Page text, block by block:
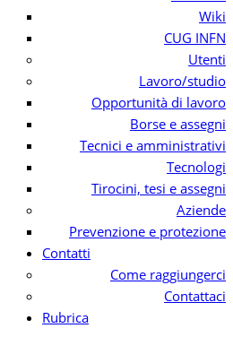
Wiki
CUG INFN
Utenti
Lavoro/studio
Opportunità di lavoro
Borse e assegni
Tecnici e amministrativi
Tecnologi
Tirocini, tesi e assegni
Aziende
Prevenzione e protezione
Contatti
Come raggiungerci
Contattaci
Rubrica